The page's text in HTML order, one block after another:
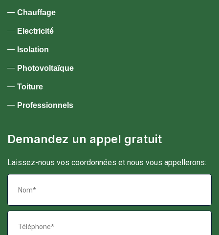
Chauffage
Electricité
Isolation
Photovoltaïque
Toiture
Professionnels
Demandez un appel gratuit
Laissez-nous vos coordonnées et nous vous appellerons: